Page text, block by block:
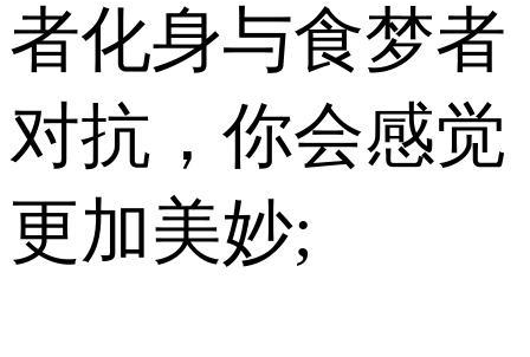
者化身与食梦者
对抗，你会感觉
更加美妙;